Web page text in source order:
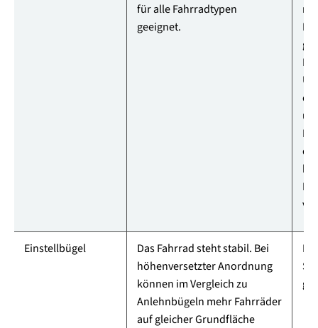
für alle Fahrradtypen
geeignet.
Bei
Einstellbügel
Das Fahrrad steht stabil. Bei
höhenversetzter Anordnung
können im Vergleich zu
Anlehnbügeln mehr Fahrräder
auf gleicher Grundfläche